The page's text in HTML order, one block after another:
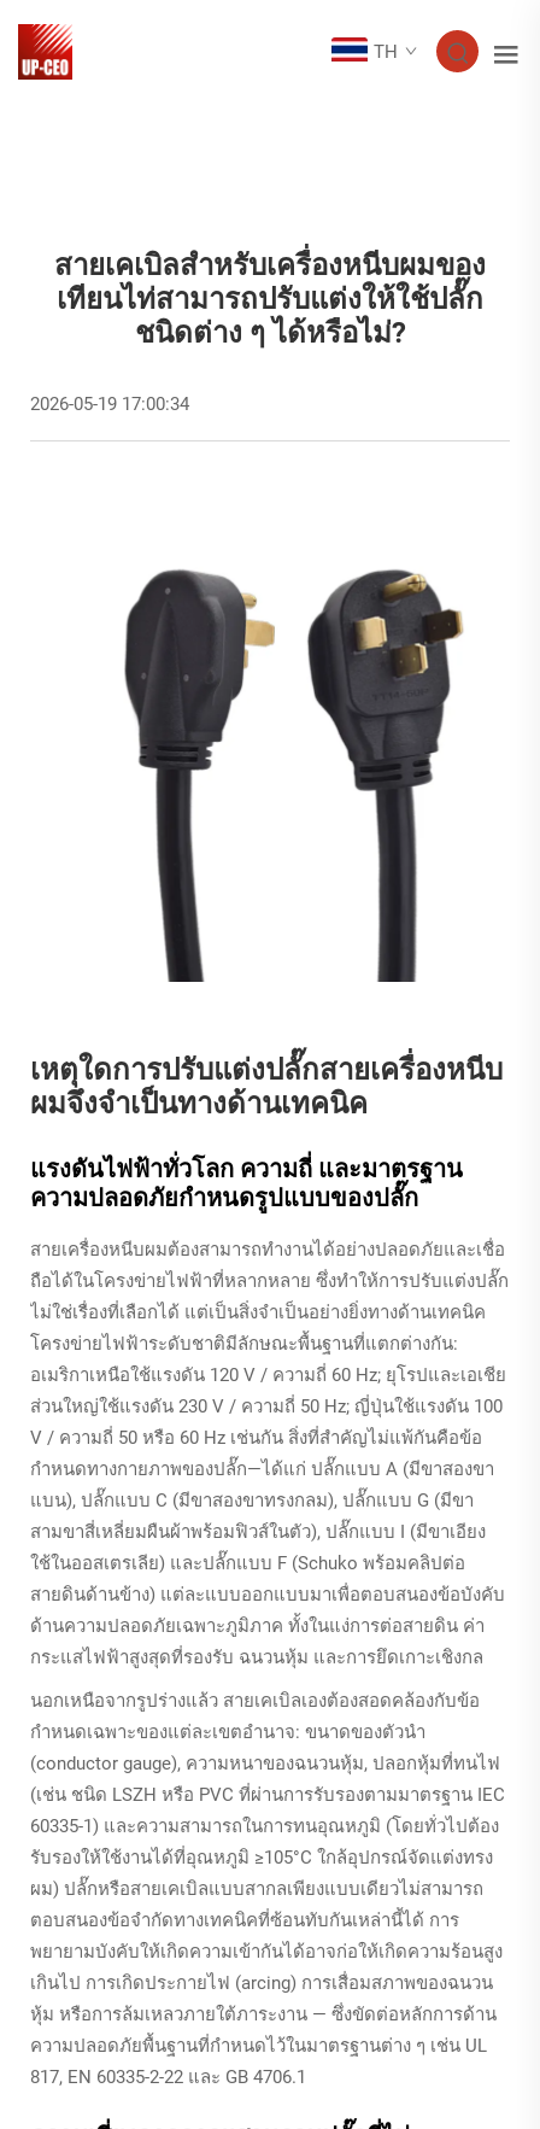
TH
สายเคเบิลสำหรับเครื่องหนีบผมของ
เทียนไท่สามารถปรับแต่งให้ใช้ปลั๊ก
ชนิดต่าง ๆ ได้หรือไม่?
2026-05-19 17:00:34
เหตุใดการปรับแต่งปลั๊กสายเครื่องหนีบ
ผมจึงจำเป็นทางด้านเทคนิค
แรงดันไฟฟ้าทั่วโลก ความถี่ และมาตรฐาน
ความปลอดภัยกำหนดรูปแบบของปลั๊ก
สายเครื่องหนีบผมต้องสามารถทำงานได้อย่างปลอดภัยและเชื่อ
ถือได้ในโครงข่ายไฟฟ้าที่หลากหลาย ซึ่งทำให้การปรับแต่งปลั๊ก
ไม่ใช่เรื่องที่เลือกได้ แต่เป็นสิ่งจำเป็นอย่างยิ่งทางด้านเทคนิค
โครงข่ายไฟฟ้าระดับชาติมีลักษณะพื้นฐานที่แตกต่างกัน:
อเมริกาเหนือใช้แรงดัน 120 V / ความถี่ 60 Hz; ยุโรปและเอเชีย
ส่วนใหญ่ใช้แรงดัน 230 V / ความถี่ 50 Hz; ญี่ปุ่นใช้แรงดัน 100
V / ความถี่ 50 หรือ 60 Hz เช่นกัน สิ่งที่สำคัญไม่แพ้กันคือข้อ
กำหนดทางกายภาพของปลั๊ก—ได้แก่ ปลั๊กแบบ A (มีขาสองขา
แบน), ปลั๊กแบบ C (มีขาสองขาทรงกลม), ปลั๊กแบบ G (มีขา
สามขาสี่เหลี่ยมผืนผ้าพร้อมฟิวส์ในตัว), ปลั๊กแบบ I (มีขาเอียง
ใช้ในออสเตรเลีย) และปลั๊กแบบ F (Schuko พร้อมคลิปต่อ
สายดินด้านข้าง) แต่ละแบบออกแบบมาเพื่อตอบสนองข้อบังคับ
ด้านความปลอดภัยเฉพาะภูมิภาค ทั้งในแง่การต่อสายดิน ค่า
กระแสไฟฟ้าสูงสุดที่รองรับ ฉนวนหุ้ม และการยึดเกาะเชิงกล
นอกเหนือจากรูปร่างแล้ว สายเคเบิลเองต้องสอดคล้องกับข้อ
กำหนดเฉพาะของแต่ละเขตอำนาจ: ขนาดของตัวนำ
(conductor gauge), ความหนาของฉนวนหุ้ม, ปลอกหุ้มที่ทนไฟ
(เช่น ชนิด LSZH หรือ PVC ที่ผ่านการรับรองตามมาตรฐาน IEC
60335-1) และความสามารถในการทนอุณหภูมิ (โดยทั่วไปต้อง
รับรองให้ใช้งานได้ที่อุณหภูมิ ≥105°C ใกล้อุปกรณ์จัดแต่งทรง
ผม) ปลั๊กหรือสายเคเบิลแบบสากลเพียงแบบเดียวไม่สามารถ
ตอบสนองข้อจำกัดทางเทคนิคที่ซ้อนทับกันเหล่านี้ได้ การ
พยายามบังคับให้เกิดความเข้ากันได้อาจก่อให้เกิดความร้อนสูง
เกินไป การเกิดประกายไฟ (arcing) การเสื่อมสภาพของฉนวน
หุ้ม หรือการล้มเหลวภายใต้ภาระงาน — ซึ่งขัดต่อหลักการด้าน
ความปลอดภัยพื้นฐานที่กำหนดไว้ในมาตรฐานต่าง ๆ เช่น UL
817, EN 60335-2-22 และ GB 4706.1